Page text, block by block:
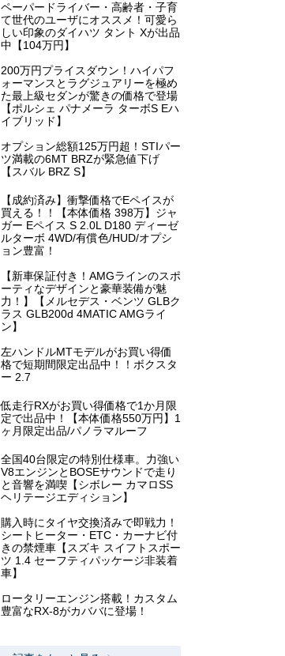
ペーパードライバー・高齢者・子育
て世代のユーザにオススメ！可愛ら
しい印象のダイハツ タント Xが出品
中【104万円】
200万円プライスダウン！ハイパフ
ォーマンスとラグジュアリーを極め
た最上級セダンが驚きの価格で登場
【ポルシェ パナメーラ ターボS Eハ
イブリッド】
オプション総額125万円超！STIパー
ツ満載の6MT BRZが緊急値下げ
【スバル BRZ S】
【成約済み】衝撃価格でEペイスが
買える！！【本体価格 398万】ジャ
ガー Eペイス S 2.0L D180 ディーゼ
ルターボ 4WD/有償色/HUD/オプシ
ョン豊富！
【新車保証付き！AMGラインのスポ
ーティなデザインと豪華装備が魅
力！】【メルセデス・ベンツ GLBク
ラス GLB200d 4MATIC AMGライ
ン】
左ハンドルMTモデルがお買い得価
格で短期間限定出品中！！ボクスタ
ー 2.7
低走行RXがお買い得価格で1か月限
定で出品中！【本体価格550万円】1
ヶ月限定出品/パノラマルーフ
全国40台限定の特別仕様車。力強い
V8エンジンとBOSEサウンドで走り
と音響を満喫【シボレー カマロSS
ヘリテージエディション】
購入時にタイヤ交換済みで即戦力！
シートヒーター・ETC・カーナビ付
きの禁煙車【スズキ スイフトスポー
ツ 1.4 セーフティパッケージ非装着
車】
ロータリーエンジン搭載！カスタム
豊富なRX-8がカババに登場！